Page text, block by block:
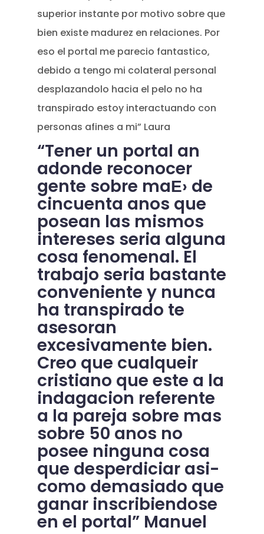
superior instante por motivo sobre que
bien existe madurez en relaciones. Por
eso el portal me parecio fantastico,
debido a tengo mi colateral personal
desplazandolo hacia el pelo no ha
transpirado estoy interactuando con
personas afines a mi” Laura
“Tener un portal an
adonde reconocer
gente sobre maЕ› de
cincuenta anos que
posean las mismos
intereses seri­a alguna
cosa fenomenal. El
trabajo seri­a bastante
conveniente y nunca
ha transpirado te
asesoran
excesivamente bien.
Creo que cualqueir
cristiano que este a la
indagacion referente
a la pareja sobre mas
sobre 50 anos no
posee ninguna cosa
que desperdiciar asi­
como demasiado que
ganar inscribiendose
en el portal” Manuel